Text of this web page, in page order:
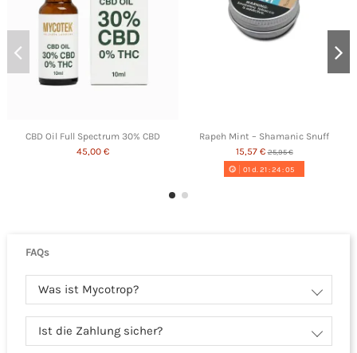
CBD Oil Full Spectrum 30% CBD
45,00 €
Rapeh Mint – Shamanic Snuff
15,57 €25,95 €
01d. 21:24:05
FAQs
Was ist Mycotrop?
Ist die Zahlung sicher?